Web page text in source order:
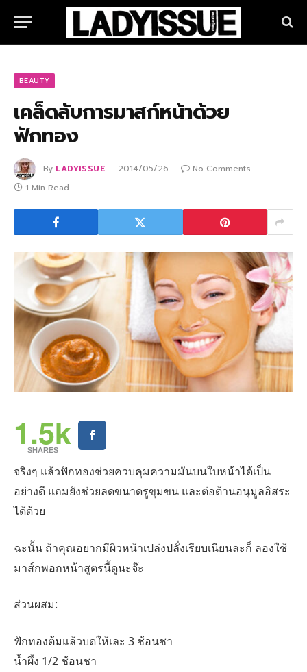
BEAUTY
เคล็ดลับการมาสก์หน้าด้วย
ฟักทอง
By LADYISSUE 2014/05/26
No Comments
1 Min Read
1.5k
SHARES
จริงๆ แล้วฟักทองช่วยควบคุมความมันบนใบหน้าได้เป็น
อย่างดี แถมยังช่วยลดขนาดรูขุมขน และต่อต้านอนุมูลอิสระ
ได้ด้วย
ฉะนั้น ถ้าคุณอยากมีผิวหน้าเปล่งปลั่งเรียบเนียนละก็ ลองใช้
มาส์กพอกหน้าสูตรนี้ดูนะจ๊ะ
ส่วนผสม:
ฟักทองต้มแล้วบดให้เละ 3 ช้อนชา
น้ำผึ้ง 1/2 ช้อนชา